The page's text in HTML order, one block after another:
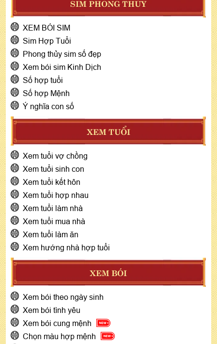
SIM PHONG THỦY
XEM BÓI SIM
Sim Hợp Tuổi
Phong thủy sim số đẹp
Xem bói sim Kinh Dịch
Số hợp tuổi
Số hợp Mệnh
Ý nghĩa con số
XEM TUỔI
Xem tuổi vợ chồng
Xem tuổi sinh con
Xem tuổi kết hôn
Xem tuổi hợp nhau
Xem tuổi làm nhà
Xem tuổi mua nhà
Xem tuổi làm ăn
Xem hướng nhà hợp tuổi
XEM BÓI
Xem bói theo ngày sinh
Xem bói tình yêu
Xem bói cung mệnh
Chọn màu hợp mệnh